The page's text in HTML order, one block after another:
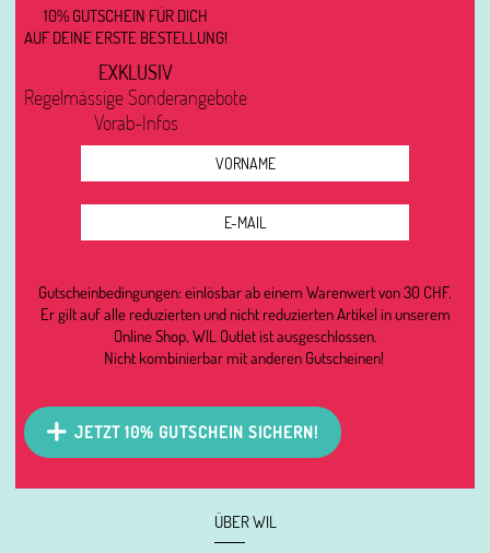
ÜBER WIL
10% GUTSCHEIN FÜR DICH
AUF DEINE ERSTE BESTELLUNG!
EXKLUSIV
Regelmässige Sonderangebote
Vorab-Infos
Gutscheinbedingungen: einlösbar ab einem Warenwert von 30 CHF.
Er gilt auf alle reduzierten und nicht reduzierten Artikel in unserem
Online Shop, WIL Outlet ist ausgeschlossen.
Nicht kombinierbar mit anderen Gutscheinen!
JETZT 10% GUTSCHEIN SICHERN!